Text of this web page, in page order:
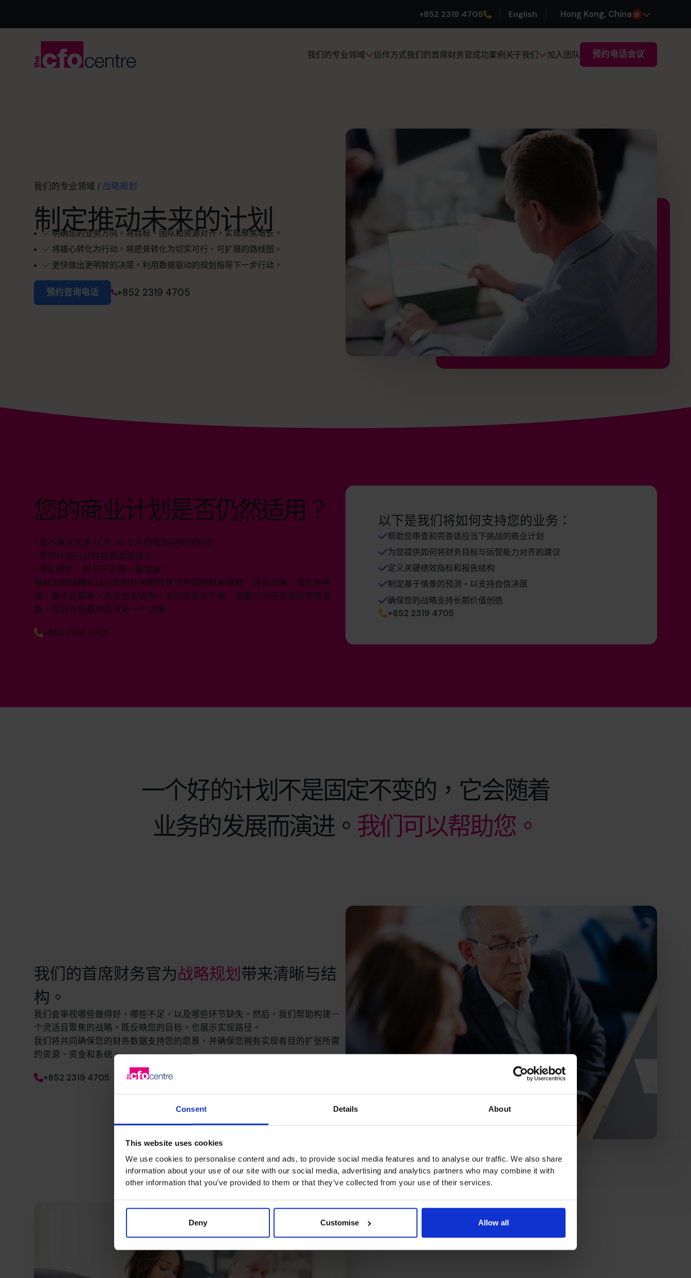
Consent Details About
This website uses cookies
We use cookies to personalise content and ads, to provide social media features and to analyse our traffic. We also share
information about your use of our site with our social media, advertising and analytics partners who may combine it with
other information that you’ve provided to them or that they’ve collected from your use of their services.
Deny Customise Allow all
+852 2319 4705 English Hong Kong, China
我们的专业领域 运作方式我们的首席财务官成功案例 关于我们 加入团队 预约电话会议
我们的专业领域 / 战略规划
制定推动未来的计划
明确您的业务方向。将目标、团队和资源对齐，实现聚焦增长。
将雄心转化为行动。将愿景转化为切实可行、可扩展的路线图。
更快做出更明智的决策。利用数据驱动的规划指导下一步行动。
预约咨询电话 +852 2319 4705
您的商业计划是否仍然适用？
• 您不确定未来 12 至 24 个月的规划应如何制定
• 您的计划已过时或根本未成文
• 团队很忙，但并不总是一致协调
强有力的战略可以让您的业务保持专注并保持财务稳健。没有战略，增长会停
滞，重点会偏离，机会也会错失。无论您是在扩张、调整方向还是为投资做准
备，您的计划都应指导每一个决策。
+852 2319 4705
以下是我们将如何支持您的业务：
帮助您审查和完善适应当下挑战的商业计划
为您提供如何将财务目标与运营能力对齐的建议
定义关键绩效指标和报告结构
制定基于情景的预测，以支持自信决策
确保您的战略支持长期价值创造
+852 2319 4705
一个好的计划不是固定不变的，它会随着
业务的发展而演进。 我们可以帮助您。
我们的首席财务官为战略规划 带来清晰与结
构。
我们会审视哪些做得好，哪些不足，以及哪些环节缺失。然后，我们帮助构建一
个灵活且聚焦的战略，既反映您的目标，也展示实现路径。
我们将共同确保您的财务数据支持您的愿景，并确保您拥有实现有目的扩张所需
的资源、资金和系统。
+852 2319 4705